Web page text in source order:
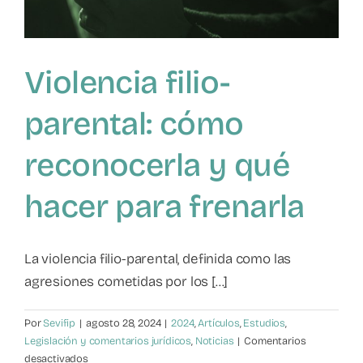
muerte
a
madre
Violencia filio-
parental: cómo
reconocerla y qué
hacer para frenarla
La violencia filio-parental, definida como las
agresiones cometidas por los [...]
PorSevifip | agosto 28, 2024 | 2024,Artículos,Estudios,
Legislación y comentarios jurídicos, Noticias | Comentarios
desactivadosen